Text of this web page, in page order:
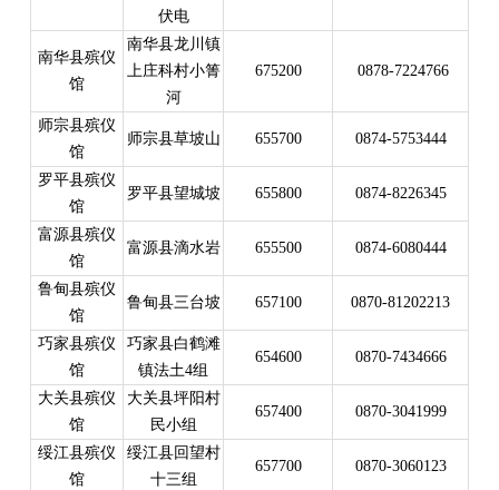
伏电
南华县殡仪
馆
南华县龙川镇
上庄科村小箐
河
675200 0878-7224766
师宗县殡仪
馆
师宗县草坡山 655700 0874-5753444
罗平县殡仪
馆
罗平县望城坡 655800 0874-8226345
富源县殡仪
馆
富源县滴水岩 655500 0874-6080444
鲁甸县殡仪
馆
鲁甸县三台坡 657100 0870-81202213
巧家县殡仪
馆
巧家县白鹤滩
镇法土4组
654600 0870-7434666
大关县殡仪
馆
大关县坪阳村
民小组
657400 0870-3041999
绥江县殡仪
馆
绥江县回望村
十三组
657700 0870-3060123